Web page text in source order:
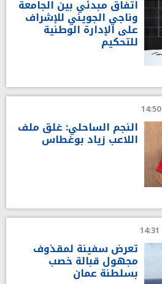
اتفاق مبدئي بين الجامعة
وناجي الجويني للإشراف
على الإدارة الوطنية
للتحكيم
النجم الساحلي: غلق ملف
اللاعب زياد بوغطاس
تعرض سفينة لمقذوف
مجهول قبالة خصب
بسلطنة عمان